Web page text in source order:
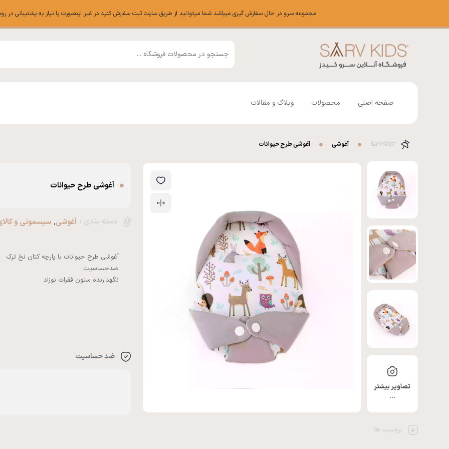
مجموعه سرو در حال سفارش گیری میباشد شما میتوانید از طریق سایت ثبت سفارش کنید در غیر اینصورت یا نیاز به پشتیبانی در روبیکا
صفحه اصلی محصولات وبلاگ و مقالات
آغوشی آغوشی طرح حیوانات
تصاویر بیشتر
…
آغوشی طرح حیوانات
دسته بندی : آغوشی, سیسمونی و
ضد حساسیت
برچسب ها: